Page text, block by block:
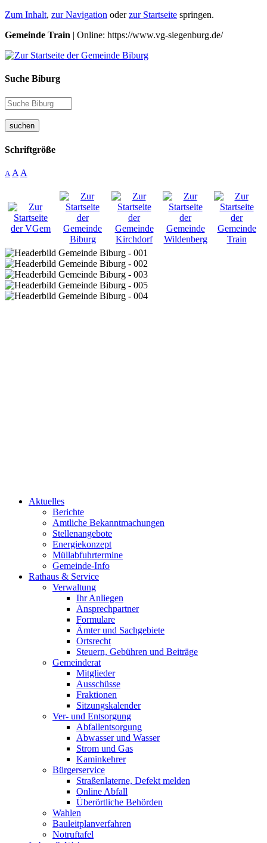
Zum Inhalt, zur Navigation oderzur Startseite springen.
Gemeinde Train | Online: https://www.vg-siegenburg.de/
Suche Biburg
suchen
Schriftgröße
A A A
Aktuelles
Berichte
Amtliche Bekanntmachungen
Stellenangebote
Energiekonzept
Müllabfuhrtermine
Gemeinde-Info
Rathaus & Service
Verwaltung
Ihr Anliegen
Ansprechpartner
Formulare
Ämter und Sachgebiete
Ortsrecht
Steuern, Gebühren und Beiträge
Gemeinderat
Mitglieder
Ausschüsse
Fraktionen
Sitzungskalender
Ver- und Entsorgung
Abfallentsorgung
Abwasser und Wasser
Strom und Gas
Kaminkehrer
Bürgerservice
Straßenlaterne, Defekt melden
Online Abfall
Überörtliche Behörden
Wahlen
Bauleitplanverfahren
Notruftafel